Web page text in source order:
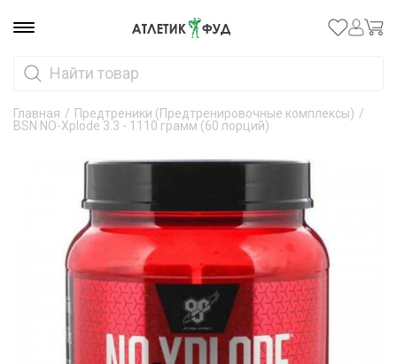
Главная / Предтреники (Предтренировочные комплексы) /
BSN NO-Xplode 3.3 - 1110 грамм (60 порций)